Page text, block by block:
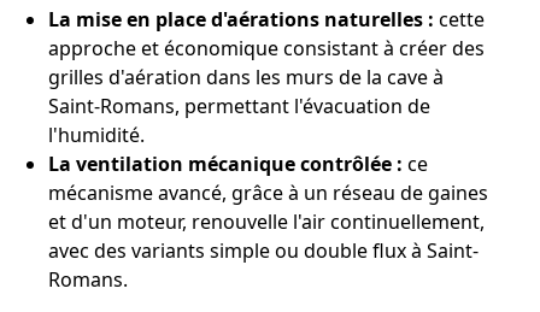
La mise en place d'aérations naturelles : cette
approche et économique consistant à créer des
grilles d'aération dans les murs de la cave à
Saint-Romans, permettant l'évacuation de
l'humidité.
La ventilation mécanique contrôlée : ce
mécanisme avancé, grâce à un réseau de gaines
et d'un moteur, renouvelle l'air continuellement,
avec des variants simple ou double flux à Saint-
Romans.